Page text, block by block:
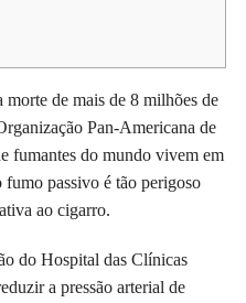
morte de mais de 8 milhões de
Pan-Americana de
fumantes do mundo vivem em
fumo passivo é tão perigoso
ao cigarro.
do Hospital das Clínicas
a pressão arterial de